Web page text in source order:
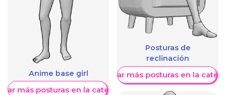
Anime base girl
más posturas en la categoría
Posturas de
reclinación
Mostrar más posturas en la